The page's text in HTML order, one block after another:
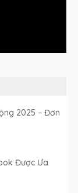
2025 – Đơn
Được Ưa